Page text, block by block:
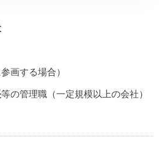
画する場合）
等の管理職（一定規模以上の会社）